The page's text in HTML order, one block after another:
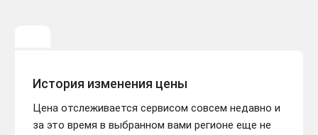
История изменения цены
Цена отслеживается сервисом совсем недавно и
за это время в выбранном вами регионе еще не